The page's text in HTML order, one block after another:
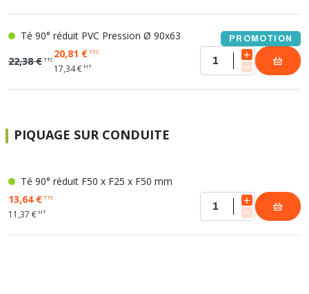
Té 90° réduit PVC Pression Ø 90x63 PROMOTION
22,38 €TTC20,81 €TTC
17,34 € HT
PIQUAGE SUR CONDUITE
Té 90° réduit F50 x F25 x F50 mm
13,64 €TTC
11,37 € HT